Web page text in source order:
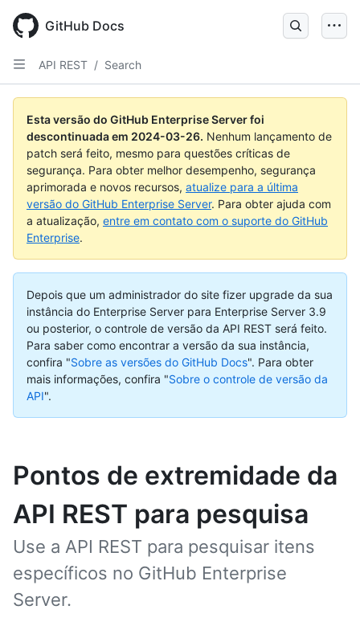
main
content
GitHub Docs
API REST / Search
Esta versão do GitHub Enterprise Server foi
descontinuada em 2024-03-26. Nenhum lançamento de
patch será feito, mesmo para questões críticas de
segurança. Para obter melhor desempenho, segurança
aprimorada e novos recursos, atualize para a última
versão do GitHub Enterprise Server. Para obter ajuda com
a atualização, entre em contato com o suporte do GitHub
Enterprise.
Depois que um administrador do site fizer upgrade da sua
instância do Enterprise Server para Enterprise Server 3.9
ou posterior, o controle de versão da API REST será feito.
Para saber como encontrar a versão da sua instância,
confira "Sobre as versões do GitHub Docs". Para obter
mais informações, confira "Sobre o controle de versão da
API".
Pontos de extremidade da
API REST para pesquisa
Use a API REST para pesquisar itens
específicos no GitHub Enterprise
Server.